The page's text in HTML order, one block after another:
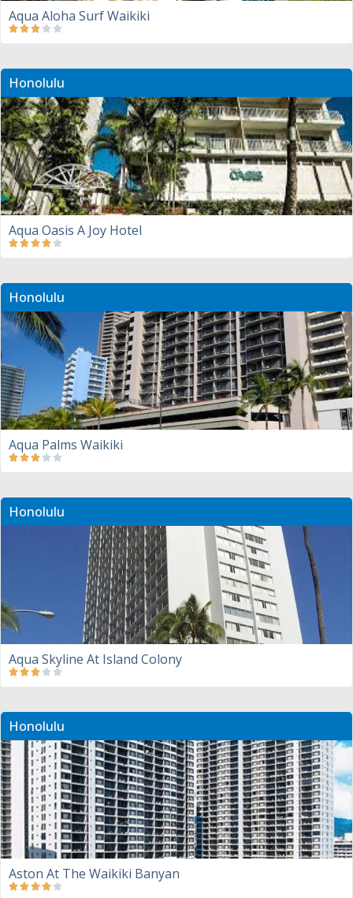
Aqua Aloha Surf Waikiki
Honolulu
Aqua Oasis A Joy Hotel
Honolulu
Aqua Palms Waikiki
Honolulu
Aqua Skyline At Island Colony
Honolulu
Aston At The Waikiki Banyan